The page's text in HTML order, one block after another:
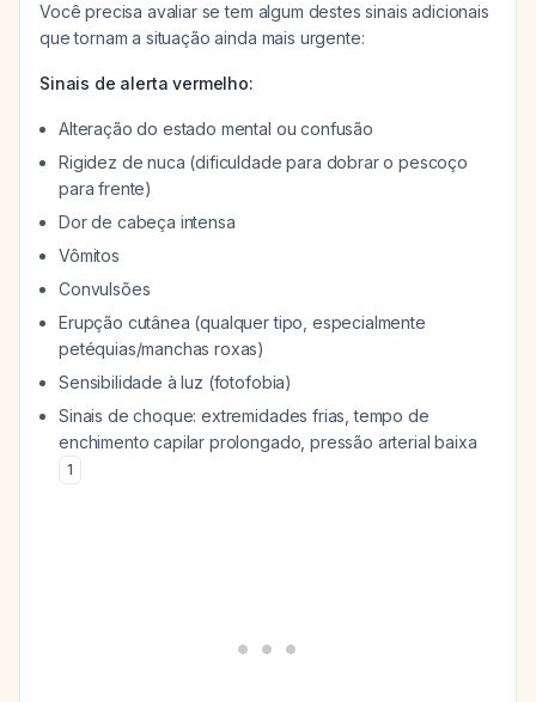
Você precisa avaliar se tem algum destes sinais adicionais
que tornam a situação ainda mais urgente:
Sinais de alerta vermelho:
Alteração do estado mental ou confusão
Rigidez de nuca (dificuldade para dobrar o pescoço
para frente)
Dor de cabeça intensa
Vômitos
Convulsões
Erupção cutânea (qualquer tipo, especialmente
petéquias/manchas roxas)
Sensibilidade à luz (fotofobia)
Sinais de choque: extremidades frias, tempo de
enchimento capilar prolongado, pressão arterial baixa
1